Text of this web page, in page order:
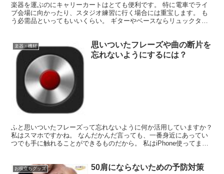
楽器を運ぶのにキャリーカートはとても便利です。 特に電車でライ
ブ会場に向かったり、スタジオ練習に行く場合には重宝します。 も
う必需品といってもいいくらい。 ギターやベースならリュックタイ
楽器・機材
思いついたフレーズや曲の断片を
忘れないようにするには？
ふと思いついたフレーズって忘れないように何か活用していますか？
私はスマホですかね。 なんだかんだ言っても、一番身近にあってい
つでも手に触れることができるものだから。 私はiPhone使ってます
お役立ちグッズ 50肩にならないための予防対策